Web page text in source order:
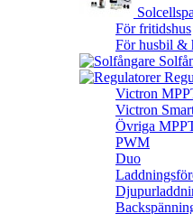
För fritidshus
För husbil &
Victron
Victron
Övriga
PWM
Duo